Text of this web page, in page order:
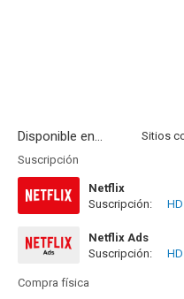
Disponible en...
Suscripción
Netflix
Suscripción:
HD
Netflix Ads
Suscripción:
HD
Compra física